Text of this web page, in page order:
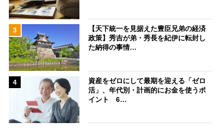
3
【天下統一を見据えた豊臣兄弟の経済
政策】秀吉が弟・秀長を紀伊に転封し
た納得の事情…
4
資産をゼロにして最期を迎える「ゼロ
活」、年代別・計画的にお金を使うポ
イント 6…